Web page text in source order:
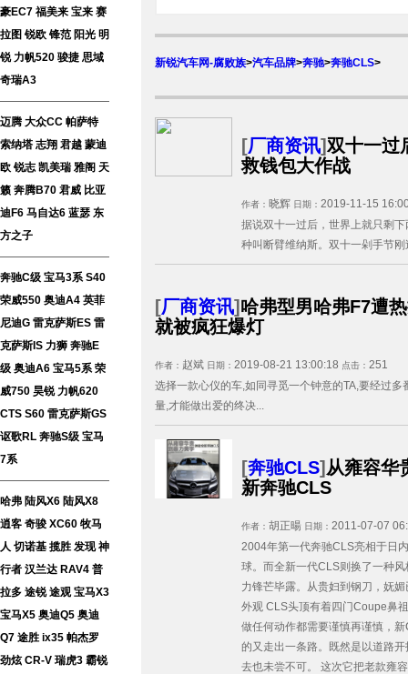
豪EC7 福美来 宝来 赛
拉图 锐欧 锋范 阳光 明
锐 力帆520 骏捷 思域
奇瑞A3
迈腾 大众CC 帕萨特
索纳塔 志翔 君越 蒙迪
欧 锐志 凯美瑞 雅阁 天
籁 奔腾B70 君威 比亚
迪F6 马自达6 蓝瑟 东
方之子
奔驰C级 宝马3系 S40
荣威550 奥迪A4 英菲
尼迪G 雷克萨斯ES 雷
克萨斯IS 力狮 奔驰E
级 奥迪A6 宝马5系 荣
威750 昊锐 力帆620
CTS S60 雷克萨斯GS
讴歌RL 奔驰S级 宝马
7系
哈弗 陆风X6 陆风X8
逍客 奇骏 XC60 牧马
人 切诺基 揽胜 发现 神
行者 汉兰达 RAV4 普
拉多 途锐 途观 宝马X3
宝马X5 奥迪Q5 奥迪
Q7 途胜 ix35 帕杰罗
劲炫 CR-V 瑞虎3 霸锐
新锐汽车网-腐败族>汽车品牌>奔驰>奔驰CLS>
[厂商资讯]双十一过
救钱包大作战
作者： 晓辉 日期： 2019-11-15
据说双十一过后，世界上就只剩
种叫断臂维纳斯。双十一剁手节
[厂商资讯] 哈弗型男哈弗F7遭
就被疯狂爆灯
作者： 赵斌 日期： 2019-08-21 13:00:18 点击： 251
选择一款心仪的车,如同寻觅一个钟意的TA,要经过多
量,才能做出爱的终决...
[奔驰CLS] 从雍容华
新奔驰CLS
作者： 胡正暘 日期： 2011-07-07
2004年第一代奔驰CLS亮相于日
球。而全新一代CLS则换了一种
力锋芒毕露。从贵妇到钢刀，妩
外观 CLS头顶有着四门Coupe鼻
做任何动作都需要谨慎再谨慎，
的又走出一条路。既然是以道路
去也未尝不可。 这次它把老款雍